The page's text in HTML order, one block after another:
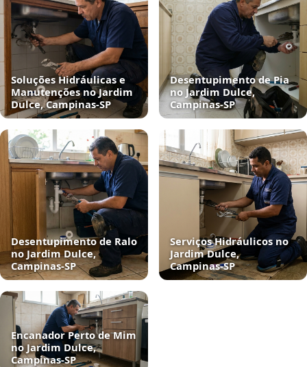
Soluções Hidráulicas e
Manutenções no Jardim
Dulce, Campinas‑SP
Desentupimento de Pia
no Jardim Dulce,
Campinas‑SP
Desentupimento de Ralo
no Jardim Dulce,
Campinas‑SP
Serviços Hidráulicos no
Jardim Dulce,
Campinas‑SP
Encanador Perto de Mim
no Jardim Dulce,
Campinas‑SP